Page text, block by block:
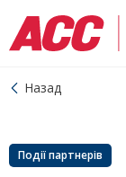
Назад
Події партнерів